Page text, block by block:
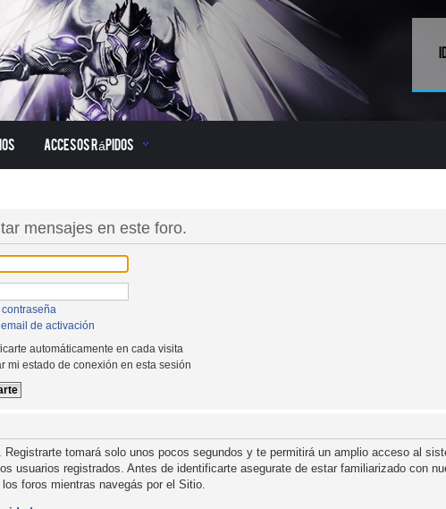
Accesos Rápidos
mensajes en este foro.
de activación
automáticamente en cada visita
mi estado de conexión en esta sesión
Registrarte tomará solo unos pocos segundos y te permitirá un amplio acceso al
usuarios registrados. Antes de identificarte asegurate de estar familiarizado con
foros mientras navegás por el Sitio.